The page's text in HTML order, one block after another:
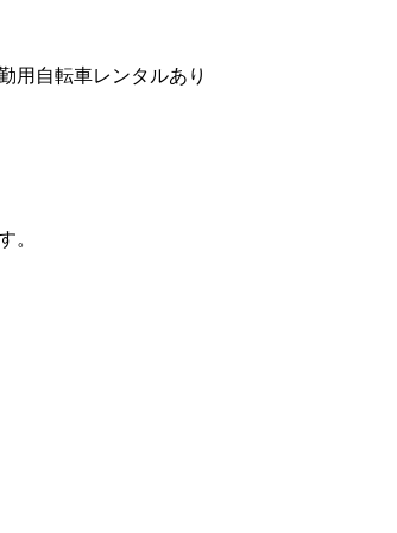
用自転車レンタルあり
。